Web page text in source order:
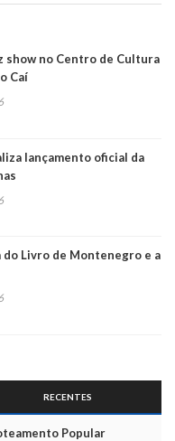
show no Centro de Cultura
Caí
lançamento oficial da
do Livro de Montenegro e a
RECENTES
Popular